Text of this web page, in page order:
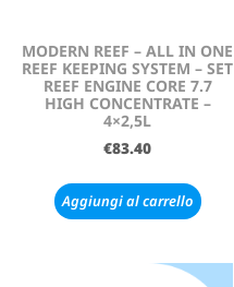
MODERN REEF – ALL IN ONE
REEF KEEPING SYSTEM – SET
REEF ENGINE CORE 7.7
HIGH CONCENTRATE –
4×2,5L
€83.40
Aggiungi al carrello